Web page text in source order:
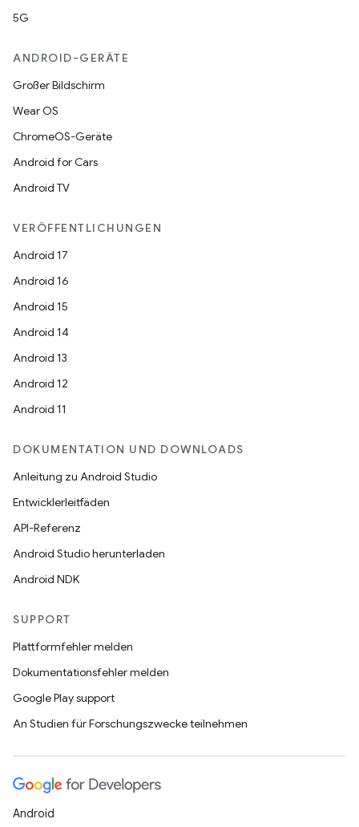
5G
ANDROID-GERÄTE
Großer Bildschirm
Wear OS
ChromeOS-Geräte
Android for Cars
Android TV
VERÖFFENTLICHUNGEN
Android 17
Android 16
Android 15
Android 14
Android 13
Android 12
Android 11
DOKUMENTATION UND DOWNLOADS
Anleitung zu Android Studio
Entwicklerleitfäden
API-Referenz
Android Studio herunterladen
Android NDK
SUPPORT
Plattformfehler melden
Dokumentationsfehler melden
Google Play support
An Studien für Forschungszwecke teilnehmen
Android